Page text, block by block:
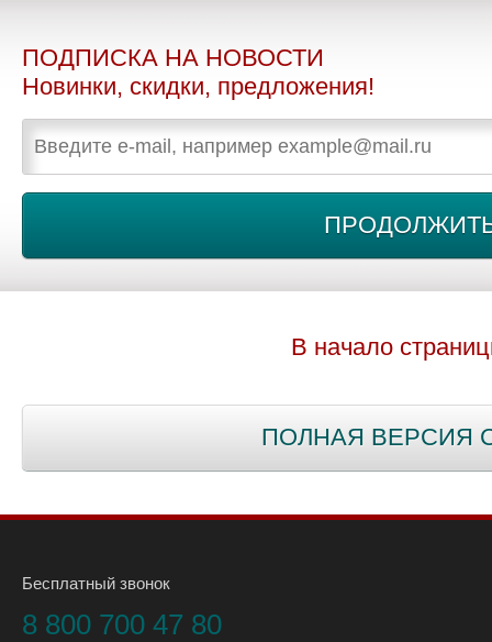
ПОДПИСКА НА НОВОСТИ
Новинки, скидки, предложения!
В начало
ПОЛНАЯ ВЕРСИЯ
Бесплатный звонок
8 800 700 47 80